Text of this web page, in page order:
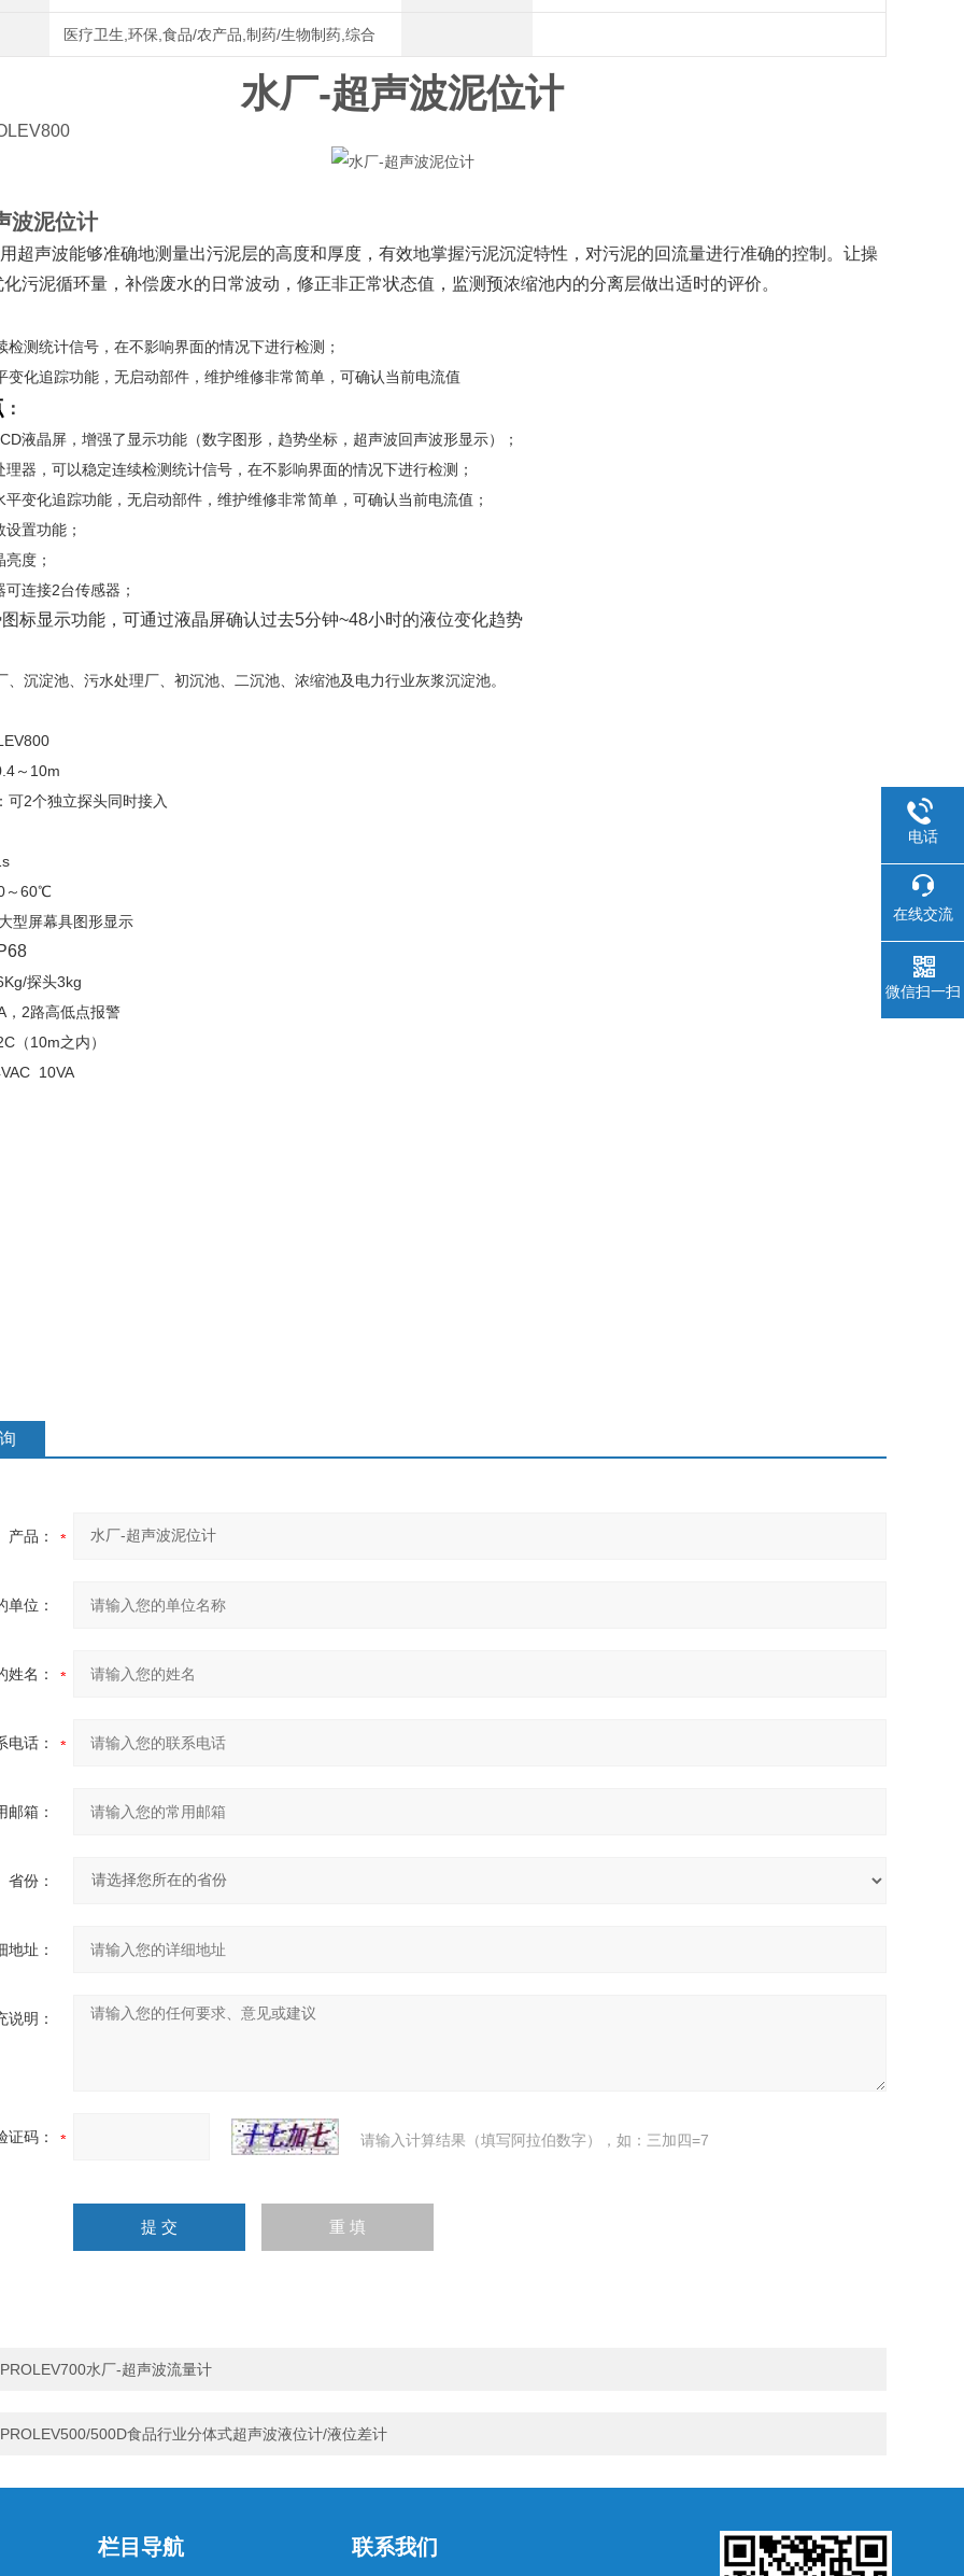
医疗卫生,环保,食品/农产品,制药/生物制药,综合
水厂-超声波泥位计
波泥位计
超声波能够准确地测量出污泥层的高度和厚度，有效地掌握污泥沉淀特性，对污泥的回流量进行准确的控制。让操
污泥循环量，补偿废水的日常波动，修正非正常状态值，监测预浓缩池内的分离层做出适时的评价。
检测统计信号，在不影响界面的情况下进行检测；
变化追踪功能，无启动部件，维护维修非常简单，可确认当前电流值
：
液晶屏，增强了显示功能（数字图形，趋势坐标，超声波回声波形显示）；
理器，可以稳定连续检测统计信号，在不影响界面的情况下进行检测；
平变化追踪功能，无启动部件，维护维修非常简单，可确认当前电流值；
置功能；
度；
连接2台传感器；
标显示功能，可通过液晶屏确认过去5分钟~48小时的液位变化趋势
、沉淀池、污水处理厂、初沉池、二沉池、浓缩池及电力行业灰浆沉淀池。
～10m
可2个独立探头同时接入
～60℃
型屏幕具图形显示
探头3kg
，2路高低点报警
（10m之内）
10VA
产品：
单位：
姓名：
电话：
邮箱：
省份：
地址：
说明：
证码： 请输入计算结果（填写阿拉伯数字），如：三加四=7
PROLEV700水厂-超声波流量计
PROLEV500/500D食品行业分体式超声波液位计/液位差计
栏目导航 联系我们
电话
在线交流
微信扫一扫